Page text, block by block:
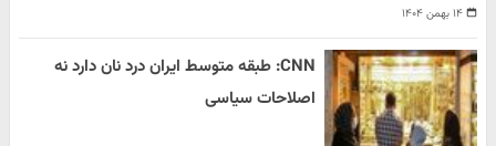
۱۴ بهمن ۱۴۰۴
CNN: طبقه متوسط ایران درد نان دارد نه
اصلاحات سیاسی